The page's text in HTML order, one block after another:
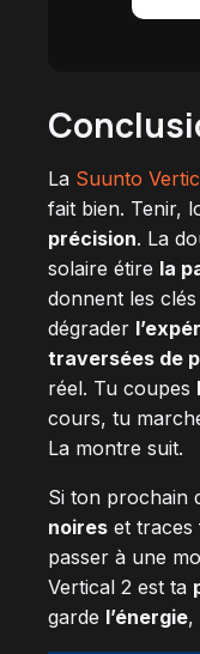
La Suunto
fait bien. Tenir,
précision. La
solaire étire la
donnent les
dégrader
traversées de
réel. Tu coupes
cours, tu
La montre suit.
Si ton prochain
noires et traces
passer à une
Vertical 2 est ta
garde l’énergie,